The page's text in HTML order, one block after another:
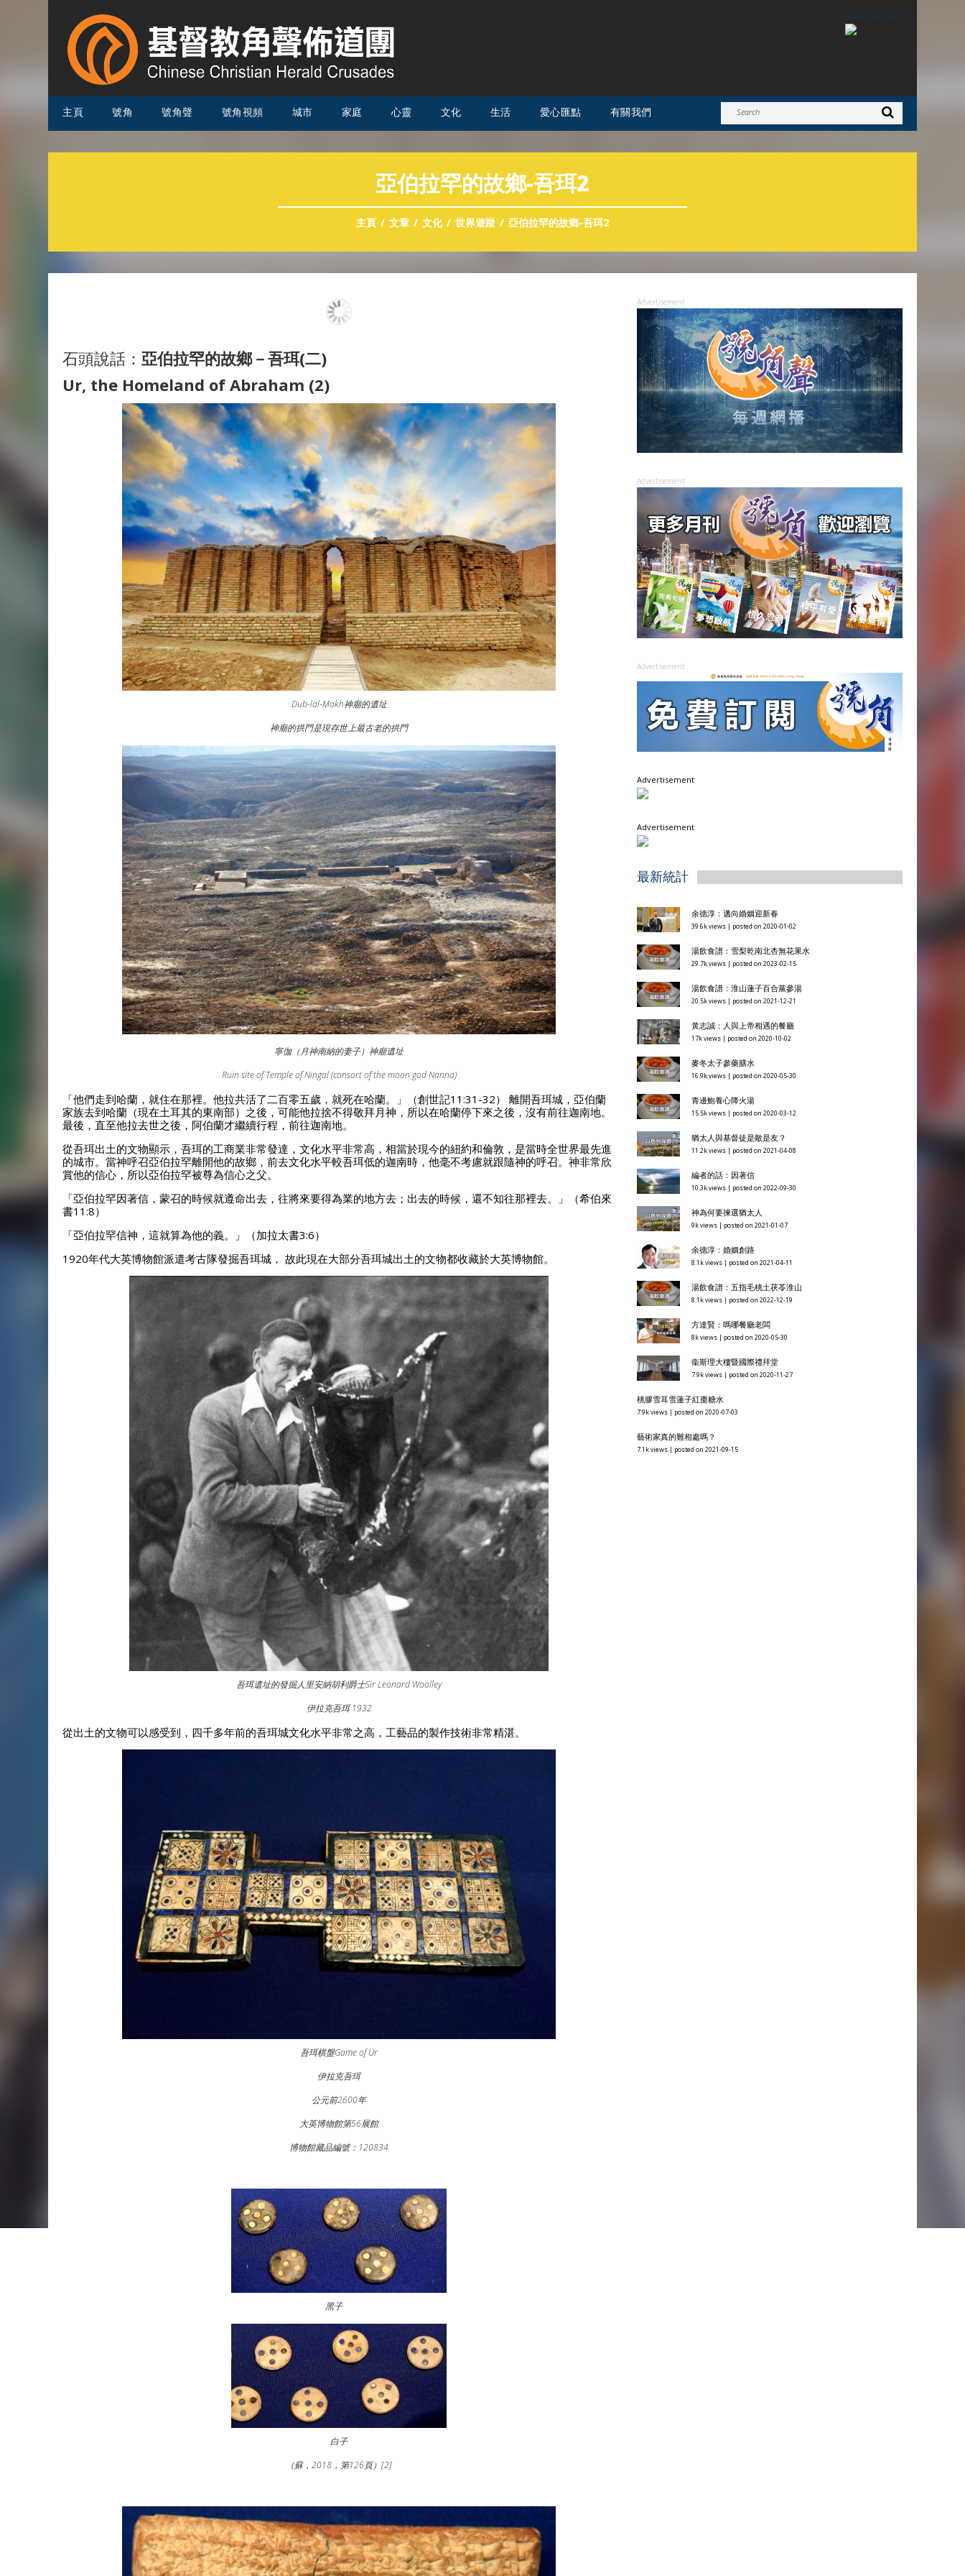
Advertisement
主頁 號角 號角聲 號角視頻 城市 家庭 心靈 文化 生活 愛心匯點 有關我們
亞伯拉罕的故鄉-吾珥2
主頁 文章 文化 世界遊蹤 亞伯拉罕的故鄉-吾珥2
石頭說話： 亞伯拉罕的故鄉－吾珥(二)
Ur, the Homeland of Abraham (2)
Dub-lal-Makh神廟的遺址
神廟的拱門是現存世上最古老的拱門
寧伽（月神南納的妻子）神廟遺址
Ruin site of Temple of Ningal (consort of the moon god Nanna)
「他們走到哈蘭，就住在那裡。他拉共活了二百零五歲，就死在哈蘭。」（創世記11:31-32） 離開吾珥城，亞伯蘭
家族去到哈蘭（現在土耳其的東南部）之後，可能他拉捨不得敬拜月神，所以在哈蘭停下來之後，沒有前往迦南地。
最後，直至他拉去世之後，阿伯蘭才繼續行程，前往迦南地。
從吾珥出土的文物顯示，吾珥的工商業非常發達，文化水平非常高，相當於現今的紐約和倫敦，是當時全世界最先進
的城市。當神呼召亞伯拉罕離開他的故鄉，前去文化水平較吾珥低的迦南時，他毫不考慮就跟隨神的呼召。神非常欣
賞他的信心，所以亞伯拉罕被尊為信心之父。
「亞伯拉罕因著信，蒙召的時候就遵命出去，往將來要得為業的地方去；出去的時候，還不知往那裡去。」（希伯來
書11:8）
「亞伯拉罕信神，這就算為他的義。」（加拉太書3:6）
1920年代大英博物館派遣考古隊發掘吾珥城， 故此現在大部分吾珥城出土的文物都收藏於大英博物館。
吾珥遺址的發掘人里安納胡利爵士Sir Leonard Woolley
伊拉克吾珥1932
從出土的文物可以感受到，四千多年前的吾珥城文化水平非常之高，工藝品的製作技術非常精湛。
吾珥棋盤Game of Ur
伊拉克吾珥
公元前2600年
大英博物館第56展館
博物館藏品編號：120834
黑子
白子
（蘇，2018，第126頁）[2]
Advertisement
Advertisement
Advertisement
Advertisement
Advertisement
最新統計
余德淳：邁向婚姻迎新春
39.6k views posted on 2020-01-02
湯飲食譜：雪梨乾南北杏無花果水
29.7k views posted on 2023-02-15
湯飲食譜：淮山蓮子百合黨參湯
20.5k views posted on 2021-12-21
黃志誠：人與上帝相遇的餐廳
17k views posted on 2020-10-02
麥冬太子參藥膳水
16.9k views posted on 2020-05-30
青邊鮑養心降火湯
15.5k views posted on 2020-03-12
猶太人與基督徒是敵是友？
11.2k views posted on 2021-04-08
編者的話：因著信
10.3k views posted on 2022-09-30
神為何要揀選猶太人
9k views posted on 2021-01-07
余德淳：婚姻創路
8.1k views posted on 2021-04-11
湯飲食譜：五指毛桃土茯苓淮山
8.1k views posted on 2022-12-19
方達賢：嗎哪餐廳老闆
8k views posted on 2020-05-30
衞斯理大樓暨國際禮拜堂
7.9k views posted on 2020-11-27
桃膠雪耳雪蓮子紅棗糖水
7.9k views posted on 2020-07-03
藝術家真的難相處嗎？
7.1k views posted on 2021-09-15